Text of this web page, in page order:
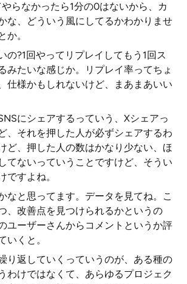
らなかったら1分の0はないから、カ
な、どういう風にしてるかわかりませ
か。
の?1回やってリプレイしてもう1回ス
みたいな感じか。リプレイ率ってちょ
仕様かもしれないけど、まあまあいい
にシェアするっていう、Xシェアっ
、それを押した人が必ずシェアするわ
ど、押した人の数はかなり少ない、ほ
てないっていうことですけど、そうい
ですよね。
なと思ってます。データを見てね。こ
、改善点を見つけられるかというの
ユーザーさんからコメントというか評
いくと。
り返していくっていうのが、ある種の
わけではなくて、あらゆるプロジェク